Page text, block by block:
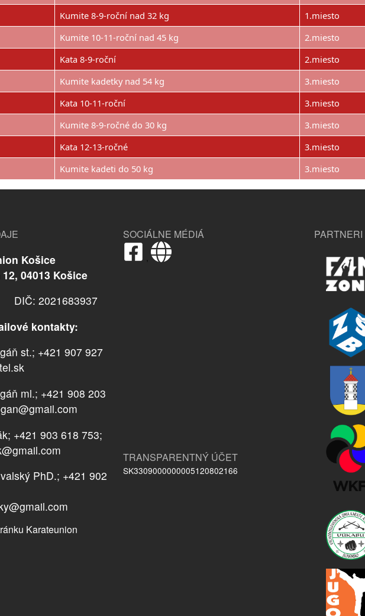
Kumite 8-9-roční nad 32 kg 1.miesto
Kumite 10-11-roční nad 45 kg 2.miesto
Kata 8-9-roční 2.miesto
Kumite kadetky nad 54 kg 3.miesto
Kata 10-11-roční 3.miesto
Kumite 8-9-ročné do 30 kg 3.miesto
Kata 12-13-ročné 3.miesto
Kumite kadeti do 50 kg 3.miesto
Košice
04013 Košice
DIČ: 2021683937
kontakty:
st.; +421 907 927
ml.; +421 908 203
+421 903 618 753;
PhD.; +421 902
Karateunion
SOCIÁLNE MÉDIÁ
,
TRANSPARENTNÝ ÚČET
SK3309000000005120802166
PARTNERI